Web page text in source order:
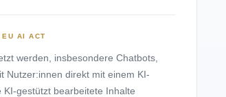
EU AI ACT
werden, insbesondere Chatbots,
Nutzer:innen direkt mit einem KI-
gestützt bearbeitete Inhalte